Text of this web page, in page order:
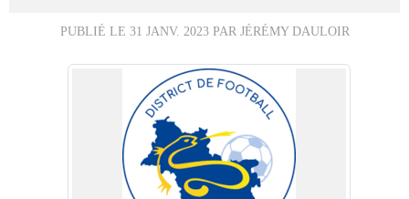
PUBLIÉ LE 31 JANV. 2023PAR JÉRÉMY DAULOIR